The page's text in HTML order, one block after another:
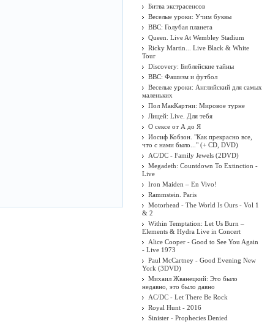
Битва экстрасенсов
Веселые уроки: Учим буквы
BBC: Голубая планета
Queen. Live At Wembley Stadium
Ricky Martin... Live Black & White
Tour
Discovery: Библейские тайны
BBC: Фашизм и футбол
Веселые уроки: Английский для самых
маленьких
Пол МакКартни: Мировое турне
Лицей: Live. Для тебя
О сексе от А до Я
Иосиф Кобзон. "Как прекрасно все,
что с нами было..." (+ CD, DVD)
AC/DC - Family Jewels (2DVD)
Megadeth: Countdown To Extinction -
Live
Iron Maiden ‎– En Vivo!
Rammstein. Paris
Motorhead - The World Is Ours - Vol 1
& 2
Within Temptation: Let Us Burn –
Elements & Hydra Live in Concert
Alice Cooper - Good to See You Again
- Live 1973
Paul McCartney - Good Evening New
York (3DVD)
Михаил Жванецкий: Это было
недавно, это было давно
AC/DC - Let There Be Rock
Royal Hunt - 2016
Sinister - Prophecies Denied